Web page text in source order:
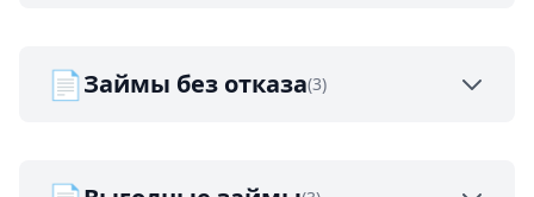
📄Займы без отказа(3)